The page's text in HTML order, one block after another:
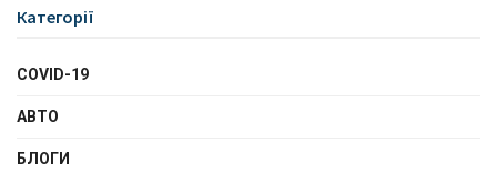
Категорії
COVID-19
АВТО
БЛОГИ